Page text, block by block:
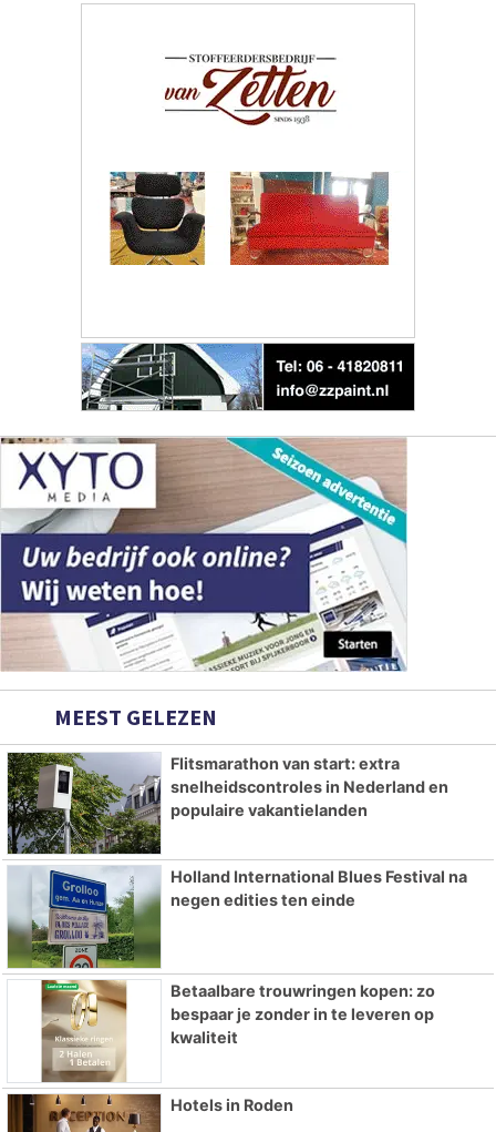
MEEST GELEZEN
Flitsmarathon van start: extra
snelheidscontroles in Nederland en
populaire vakantielanden
Holland International Blues Festival na
negen edities ten einde
Betaalbare trouwringen kopen: zo
bespaar je zonder in te leveren op
kwaliteit
Hotels in Roden